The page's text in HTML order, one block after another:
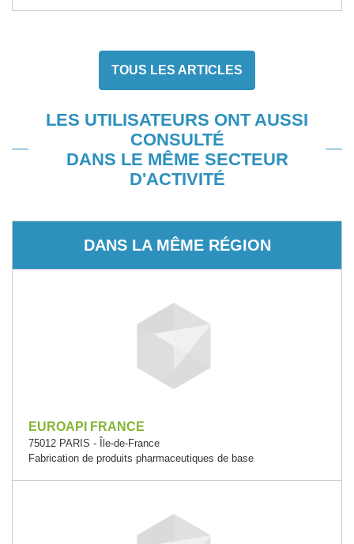
TOUS LES ARTICLES
LES UTILISATEURS ONT AUSSI
CONSULTÉ
DANS LE MÊME SECTEUR
D'ACTIVITÉ
DANS LA MÊME RÉGION
EUROAPI FRANCE
75012 PARIS - Île-de-France
Fabrication de produits pharmaceutiques de base